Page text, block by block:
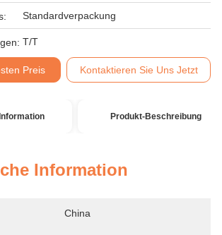
Standardverpackung
T/T
Preis Kontaktieren Sie Uns Jetzt
Produkt-Beschreibung
Information
China